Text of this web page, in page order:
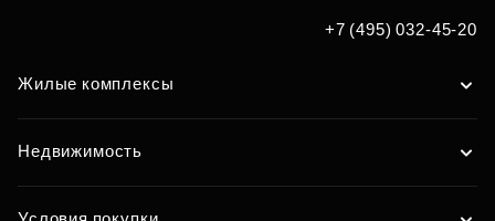
+7 (495) 032-45-20
Жилые комплексы
Недвижимость